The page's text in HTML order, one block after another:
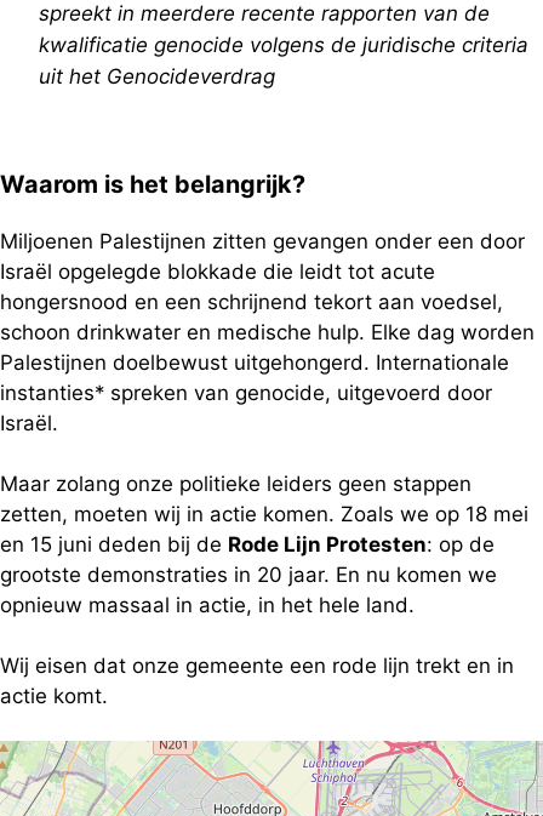
spreekt in meerdere recente rapporten van de
kwalificatie genocide volgens de juridische criteria
uit het Genocideverdrag
Waarom is het belangrijk?
Miljoenen Palestijnen zitten gevangen onder een door
Israël opgelegde blokkade die leidt tot acute
hongersnood en een schrijnend tekort aan voedsel,
schoon drinkwater en medische hulp. Elke dag worden
Palestijnen doelbewust uitgehongerd. Internationale
instanties* spreken van genocide, uitgevoerd door
Israël.
Maar zolang onze politieke leiders geen stappen
zetten, moeten wij in actie komen. Zoals we op 18 mei
en 15 juni deden bij de Rode Lijn Protesten: op de
grootste demonstraties in 20 jaar. En nu komen we
opnieuw massaal in actie, in het hele land.
Wij eisen dat onze gemeente een rode lijn trekt en in
actie komt.